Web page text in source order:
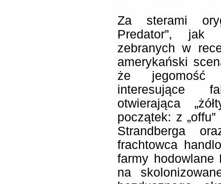
Za sterami
Predator”, jak
zebranych w
amerykański
że jegomość
interesujące
otwierająca
początek: z
Strandberga
frachtowca
farmy hodowlane
na